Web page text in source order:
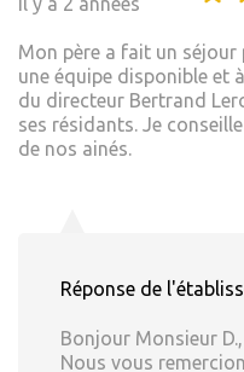
Mon père a fait un
une équipe disponible et
du directeur Bertrand
ses résidants. Je
de nos ainés.
Réponse de
Bonjour Monsieur D.,
Nous vous